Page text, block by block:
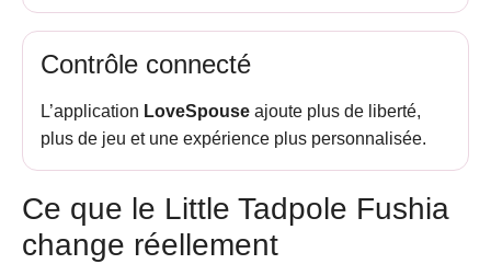
Contrôle connecté
L’application LoveSpouse ajoute plus de liberté,
plus de jeu et une expérience plus personnalisée.
Ce que le Little Tadpole Fushia
change réellement